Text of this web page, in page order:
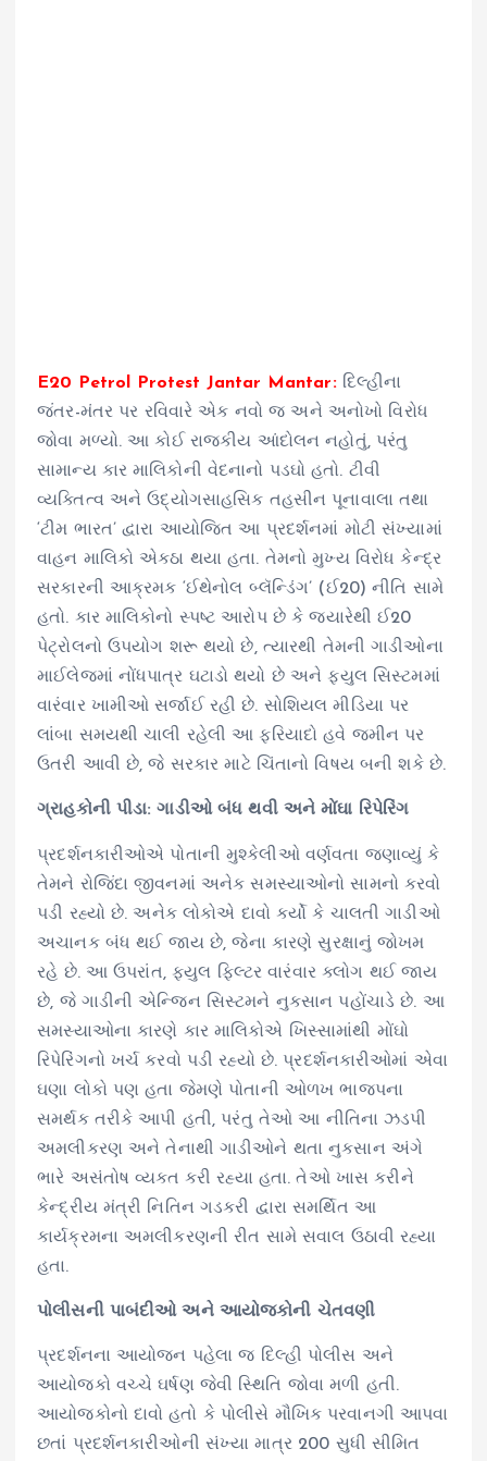
E20 Petrol Protest Jantar Mantar: દિલ્હીના
જંતર-મંતર પર રવિવારે એક નવો જ અને અનોખો વિરોધ
જોવા મળ્યો. આ કોઈ રાજકીય આંદોલન નહોતું, પરંતુ
સામાન્ય કાર માલિકોની વેદનાનો પડઘો હતો. ટીવી
વ્યક્તિત્વ અને ઉદ્યોગસાહસિક તહસીન પૂનાવાલા તથા
‘ટીમ ભારત’ દ્વારા આયોજિત આ પ્રદર્શનમાં મોટી સંખ્યામાં
વાહન માલિકો એકઠા થયા હતા. તેમનો મુખ્ય વિરોધ કેન્દ્ર
સરકારની આક્રમક ‘ઈથેનોલ બ્લૅન્ડિંગ’ (ઈ20) નીતિ સામે
હતો. કાર માલિકોનો સ્પષ્ટ આરોપ છે કે જ્યારેથી ઈ20
પેટ્રોલનો ઉપયોગ શરૂ થયો છે, ત્યારથી તેમની ગાડીઓના
માઈલેજમાં નોંધપાત્ર ઘટાડો થયો છે અને ફ્યુલ સિસ્ટમમાં
વારંવાર ખામીઓ સર્જાઈ રહી છે. સોશિયલ મીડિયા પર
લાંબા સમયથી ચાલી રહેલી આ ફરિયાદો હવે જમીન પર
ઉતરી આવી છે, જે સરકાર માટે ચિંતાનો વિષય બની શકે છે.
ગ્રાહકોની પીડા: ગાડીઓ બંધ થવી અને મોંઘા રિપેરિંગ
પ્રદર્શનકારીઓએ પોતાની મુશ્કેલીઓ વર્ણવતા જણાવ્યું કે
તેમને રોજિંદા જીવનમાં અનેક સમસ્યાઓનો સામનો કરવો
પડી રહ્યો છે. અનેક લોકોએ દાવો કર્યો કે ચાલતી ગાડીઓ
અચાનક બંધ થઈ જાય છે, જેના કારણે સુરક્ષાનું જોખમ
રહે છે. આ ઉપરાંત, ફ્યુલ ફિલ્ટર વારંવાર ક્લોગ થઈ જાય
છે, જે ગાડીની એન્જિન સિસ્ટમને નુકસાન પહોંચાડે છે. આ
સમસ્યાઓના કારણે કાર માલિકોએ ખિસ્સામાંથી મોંઘો
રિપેરિંગનો ખર્ચ કરવો પડી રહ્યો છે. પ્રદર્શનકારીઓમાં એવા
ઘણા લોકો પણ હતા જેમણે પોતાની ઓળખ ભાજપના
સમર્થક તરીકે આપી હતી, પરંતુ તેઓ આ નીતિના ઝડપી
અમલીકરણ અને તેનાથી ગાડીઓને થતા નુકસાન અંગે
ભારે અસંતોષ વ્યક્ત કરી રહ્યા હતા. તેઓ ખાસ કરીને
કેન્દ્રીય મંત્રી નિતિન ગડકરી દ્વારા સમર્થિત આ
કાર્યક્રમના અમલીકરણની રીત સામે સવાલ ઉઠાવી રહ્યા
હતા.
પોલીસની પાબંદીઓ અને આયોજકોની ચેતવણી
પ્રદર્શનના આયોજન પહેલા જ દિલ્હી પોલીસ અને
આયોજકો વચ્ચે ઘર્ષણ જેવી સ્થિતિ જોવા મળી હતી.
આયોજકોનો દાવો હતો કે પોલીસે મૌખિક પરવાનગી આપવા
છતાં પ્રદર્શનકારીઓની સંખ્યા માત્ર 200 સુધી સીમિત